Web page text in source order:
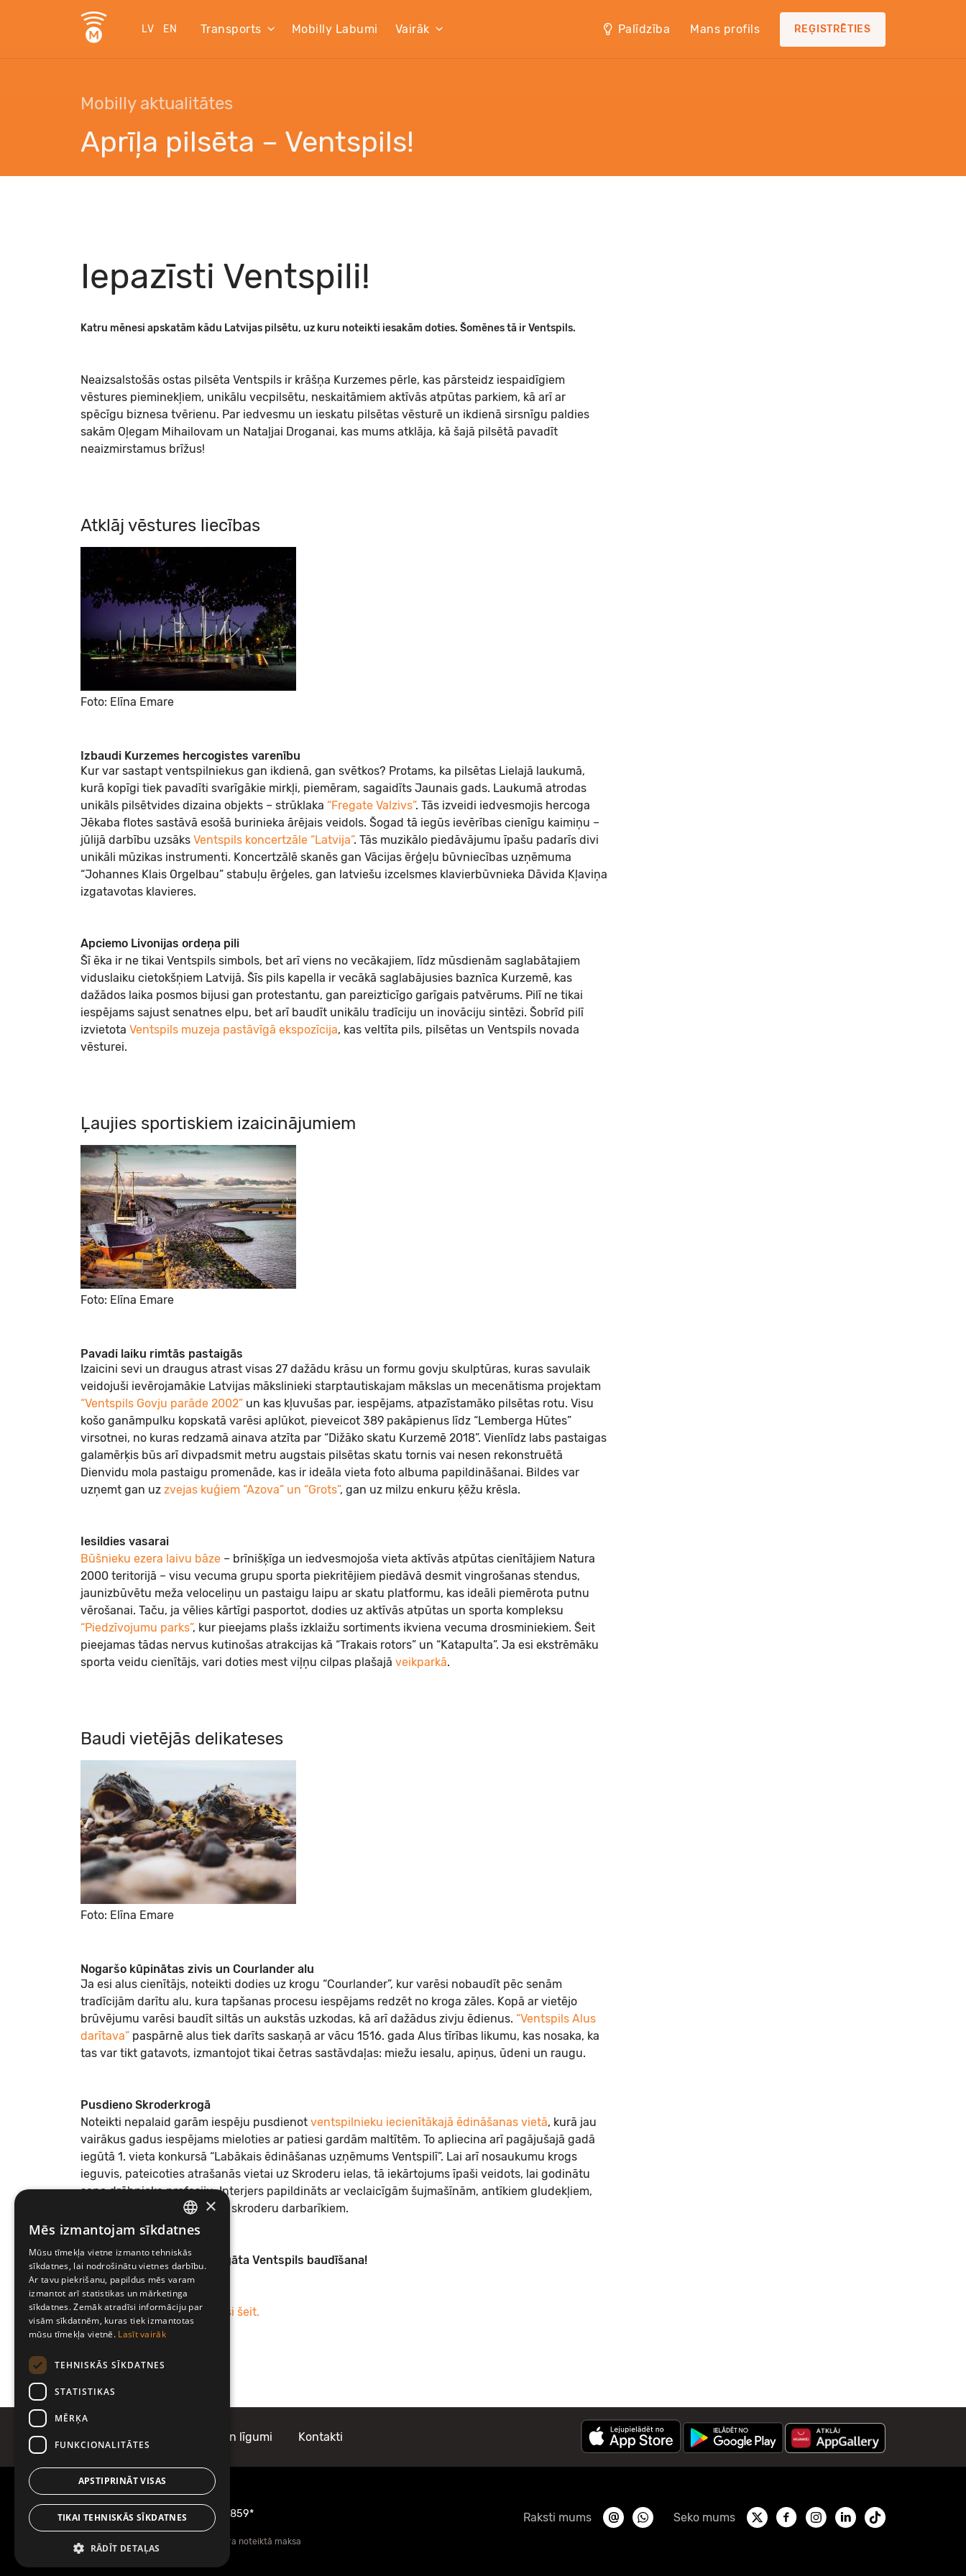
LV EN Transports Mobilly Labumi Vairāk Palīdzība Mans profils REĢISTRĒTIES
Mobilly aktualitātes
Aprīļa pilsēta – Ventspils!
Iepazīsti Ventspili!
Katru mēnesi apskatām kādu Latvijas pilsētu, uz kuru noteikti iesakām doties. Šomēnes tā ir Ventspils.
Neaizsalstošās ostas pilsēta Ventspils ir krāšņa Kurzemes pērle, kas pārsteidz iespaidīgiem
vēstures pieminekļiem, unikālu vecpilsētu, neskaitāmiem aktīvās atpūtas parkiem, kā arī ar
spēcīgu biznesa tvērienu. Par iedvesmu un ieskatu pilsētas vēsturē un ikdienā sirsnīgu paldies
sakām Oļegam Mihailovam un Nataļjai Droganai, kas mums atklāja, kā šajā pilsētā pavadīt
neaizmirstamus brīžus!
Atklāj vēstures liecības
Foto: Elīna Emare
Izbaudi Kurzemes hercogistes varenību
Kur var sastapt ventspilniekus gan ikdienā, gan svētkos? Protams, ka pilsētas Lielajā laukumā,
kurā kopīgi tiek pavadīti svarīgākie mirkļi, piemēram, sagaidīts Jaunais gads. Laukumā atrodas
unikāls pilsētvides dizaina objekts – strūklaka “Fregate Valzivs”. Tās izveidi iedvesmojis hercoga
Jēkaba flotes sastāvā esošā burinieka ārējais veidols. Šogad tā iegūs ievērības cienīgu kaimiņu –
jūlijā darbību uzsāks Ventspils koncertzāle “Latvija”. Tās muzikālo piedāvājumu īpašu padarīs divi
unikāli mūzikas instrumenti. Koncertzālē skanēs gan Vācijas ērģeļu būvniecības uzņēmuma
“Johannes Klais Orgelbau” stabuļu ērģeles, gan latviešu izcelsmes klavierbūvnieka Dāvida Kļaviņa
izgatavotas klavieres.
Apciemo Livonijas ordeņa pili
Šī ēka ir ne tikai Ventspils simbols, bet arī viens no vecākajiem, līdz mūsdienām saglabātajiem
viduslaiku cietokšņiem Latvijā. Šīs pils kapella ir vecākā saglabājusies baznīca Kurzemē, kas
dažādos laika posmos bijusi gan protestantu, gan pareizticīgo garīgais patvērums. Pilī ne tikai
iespējams sajust senatnes elpu, bet arī baudīt unikālu tradīciju un inovāciju sintēzi. Šobrīd pilī
izvietota Ventspils muzeja pastāvīgā ekspozīcija, kas veltīta pils, pilsētas un Ventspils novada
vēsturei.
Ļaujies sportiskiem izaicinājumiem
Foto: Elīna Emare
Pavadi laiku rimtās pastaigās
Izaicini sevi un draugus atrast visas 27 dažādu krāsu un formu govju skulptūras, kuras savulaik
veidojuši ievērojamākie Latvijas mākslinieki starptautiskajam mākslas un mecenātisma projektam
“Ventspils Govju parāde 2002” un kas kļuvušas par, iespējams, atpazīstamāko pilsētas rotu. Visu
košo ganāmpulku kopskatā varēsi aplūkot, pieveicot 389 pakāpienus līdz “Lemberga Hūtes”
virsotnei, no kuras redzamā ainava atzīta par “Dižāko skatu Kurzemē 2018”. Vienlīdz labs pastaigas
galamērķis būs arī divpadsmit metru augstais pilsētas skatu tornis vai nesen rekonstruētā
Dienvidu mola pastaigu promenāde, kas ir ideāla vieta foto albuma papildināšanai. Bildes var
uzņemt gan uz zvejas kuģiem “Azova” un “Grots”, gan uz milzu enkuru ķēžu krēsla.
Iesildies vasarai
Būšnieku ezera laivu bāze – brīnišķīga un iedvesmojoša vieta aktīvās atpūtas cienītājiem Natura
2000 teritorijā – visu vecuma grupu sporta piekritējiem piedāvā desmit vingrošanas stendus,
jaunizbūvētu meža veloceliņu un pastaigu laipu ar skatu platformu, kas ideāli piemērota putnu
vērošanai. Taču, ja vēlies kārtīgi pasportot, dodies uz aktīvās atpūtas un sporta kompleksu
“Piedzīvojumu parks”, kur pieejams plašs izklaižu sortiments ikviena vecuma drosminiekiem. Šeit
pieejamas tādas nervus kutinošas atrakcijas kā “Trakais rotors” un “Katapulta”. Ja esi ekstrēmāku
sporta veidu cienītājs, vari doties mest viļņu cilpas plašajā veikparkā.
Baudi vietējās delikateses
Foto: Elīna Emare
Nogaršo kūpinātas zivis un Courlander alu
Ja esi alus cienītājs, noteikti dodies uz krogu “Courlander”, kur varēsi nobaudīt pēc senām
tradīcijām darītu alu, kura tapšanas procesu iespējams redzēt no kroga zāles. Kopā ar vietējo
brūvējumu varēsi baudīt siltās un aukstās uzkodas, kā arī dažādus zivju ēdienus. “Ventspils Alus
darītava” paspārnē alus tiek darīts saskaņā ar vācu 1516. gada Alus tīrības likumu, kas nosaka, ka
tas var tikt gatavots, izmantojot tikai četras sastāvdaļas: miežu iesalu, apiņus, ūdeni un raugu.
Pusdieno Skroderkrogā
Noteikti nepalaid garām iespēju pusdienot ventspilnieku iecienītākajā ēdināšanas vietā, kurā jau
vairākus gadus iespējams mieloties ar patiesi gardām maltītēm. To apliecina arī pagājušajā gadā
iegūtā 1. vieta konkursā “Labākais ēdināšanas uzņēmums Ventspilī”. Lai arī nosaukumu krogs
ieguvis, pateicoties atrašanās vietai uz Skroderu ielas, tā iekārtojums īpaši veidots, lai godinātu
seno drēbnieka profesiju. Interjers papildināts ar veclaicīgām šujmašīnām, antīkiem gludekļiem,
šķērēm un daudziem citiem skroderu darbarīkiem.
Lai maģiskiem mirkļiem bagāta Ventspils baudīšana!
Savu autobusa biļeti atradīsi šeit.
Par Mobilly Noteikumi un līgumi Kontakti
Informācijai zvani
22001859 vai 1859*
*Zvanam var tikt piemērota operatora noteiktā maksa
atkarībā no tarifu plāna.
Seko mums
Raksti mums
LATVIAN
ENGLISH
×
Mēs izmantojam sīkdatnes
Mūsu tīmekļa vietne izmanto tehniskās
sīkdatnes, lai nodrošinātu vietnes darbību.
Ar tavu piekrišanu, papildus mēs varam
izmantot arī statistikas un mārketinga
sīkdatnes. Zemāk atradīsi informāciju par
visām sīkdatnēm, kuras tiek izmantotas
mūsu tīmekļa vietnē. Lasīt vairāk
TEHNISKĀS SĪKDATNES
STATISTIKAS
MĒRĶA
FUNKCIONALITĀTES
APSTIPRINĀT VISAS
TIKAI TEHNISKĀS SĪKDATNES
RĀDĪT DETAĻAS